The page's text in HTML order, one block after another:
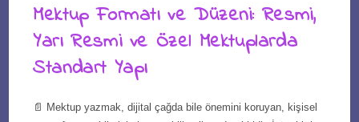
Mektup Formatı ve Düzeni: Resmi,
Yarı Resmi ve Özel Mektuplarda
Standart Yapı
📄 Mektup yazmak, dijital çağda bile önemini koruyan, kişisel